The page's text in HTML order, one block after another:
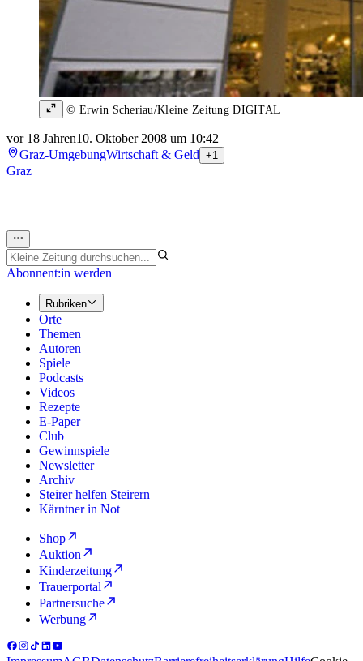
© Erwin Scheriau/Kleine Zeitung DIGITAL
vor 18 Jahren10. Oktober 2008 um 10:42
Graz-UmgebungWirtschaft & Geld +1
Graz
Abonnent:in werden
Rubriken
Orte
Themen
Autoren
Spiele
Podcasts
Videos
Rezepte
E-Paper
Club
Gewinnspiele
Newsletter
Archiv
Steirer helfen Steirern
Kärntner in Not
Shop
Auktion
Kinderzeitung
Trauerportal
Partnersuche
Werbung